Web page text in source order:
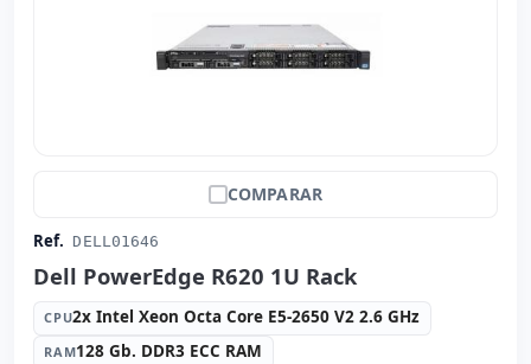
COMPARAR
Ref. DELL01646
Dell PowerEdge R620 1U Rack
CPU2x Intel Xeon Octa Core E5-2650 V2 2.6 GHz
RAM128 Gb. DDR3 ECC RAM